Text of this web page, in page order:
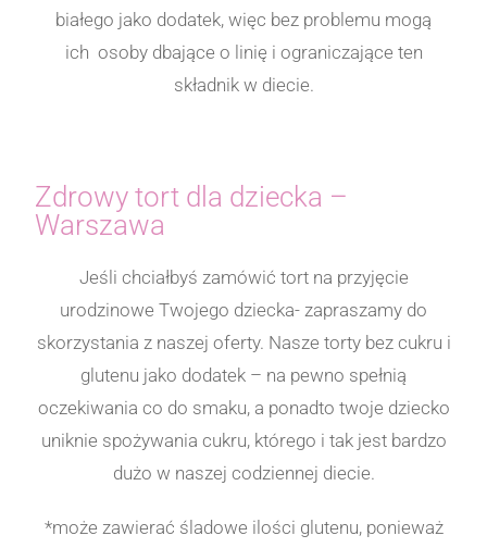
białego jako dodatek, więc bez problemu mogą
ich osoby dbające o linię i ograniczające ten
składnik w diecie.
Zdrowy tort dla dziecka –
Warszawa
Jeśli chciałbyś zamówić tort na przyjęcie
urodzinowe Twojego dziecka- zapraszamy do
skorzystania z naszej oferty. Nasze torty bez cukru i
glutenu jako dodatek – na pewno spełnią
oczekiwania co do smaku, a ponadto twoje dziecko
uniknie spożywania cukru, którego i tak jest bardzo
dużo w naszej codziennej diecie.
*może zawierać śladowe ilości glutenu, ponieważ